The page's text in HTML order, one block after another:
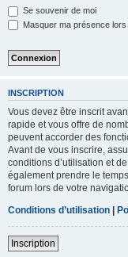
Se souvenir de moi
Masquer ma présence
INSCRIPTION
Vous devez être inscrit
rapide et vous offre de
peuvent accorder des
Avant de vous inscrire,
conditions d’utilisation et
également prendre le
forum lors de votre
Conditions d’utilisation |
Inscription